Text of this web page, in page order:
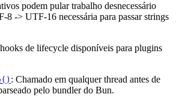
podem pular trabalho desnecessário
8 -> UTF-16 necessária para passar strings
de lifecycle disponíveis para plugins
: Chamado em qualquer thread antes de
pelo bundler do Bun.